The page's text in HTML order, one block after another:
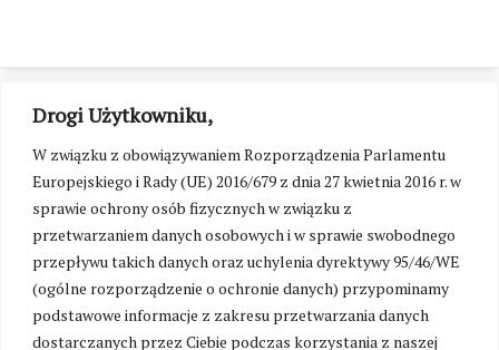
Drogi Użytkowniku,
W związku z obowiązywaniem Rozporządzenia Parlamentu
Europejskiego i Rady (UE) 2016/679 z dnia 27 kwietnia 2016 r. w
sprawie ochrony osób fizycznych w związku z
przetwarzaniem danych osobowych i w sprawie swobodnego
przepływu takich danych oraz uchylenia dyrektywy 95/46/WE
(ogólne rozporządzenie o ochronie danych) przypominamy
podstawowe informacje z zakresu przetwarzania danych
dostarczanych przez Ciebie podczas korzystania z naszej